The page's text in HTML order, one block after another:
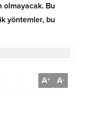
olmayacak. Bu
yöntemler, bu
A+ A-